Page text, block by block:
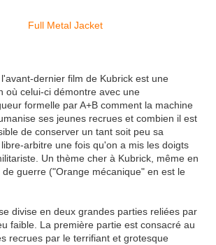
dernier film de Kubrick est une
où celui-ci démontre avec une
formelle par A+B comment la machine
ses jeunes recrues et combien il est
de conserver un tant soit peu sa
arbitre une fois qu'on a mis les doigts
Un thème cher à Kubrick, même en
guerre ("Orange mécanique" en est le
divise en deux grandes parties reliées par
faible. La première partie est consacré au
recrues par le terrifiant et grotesque